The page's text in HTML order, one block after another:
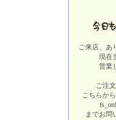
ご来店、あ
現在
営業
ご注
こちらか
までお問